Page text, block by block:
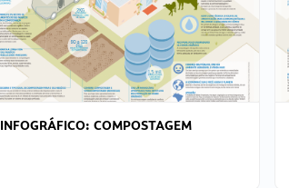
INFOGRÁFICO: COMPOSTAGEM